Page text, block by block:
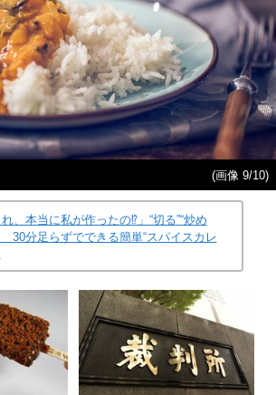
(画像 9/10)
れ、本当に私が作ったの⁉」“切る”“炒め
30分足らずでできる簡単“スパイスカレ